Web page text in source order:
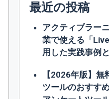
最近の投稿
アクティブラー
業で使える「
用した実践事例
【2026年版】無
ツールのおすす